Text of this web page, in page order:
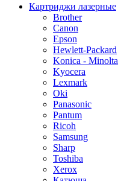
Картриджи лазерные
Brother
Canon
Epson
Hewlett-Packard
Konica - Minolta
Kyocera
Lexmark
Oki
Panasonic
Pantum
Ricoh
Samsung
Sharp
Toshiba
Xerox